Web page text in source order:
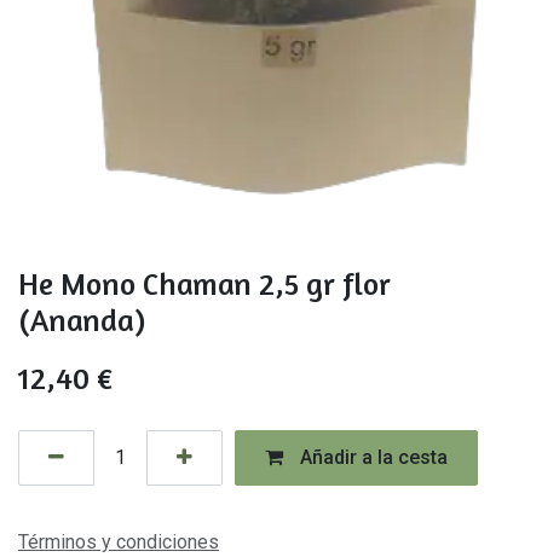
He Mono Chaman 2,5 gr flor
(Ananda)
12,40 €
Añadir a la cesta
Términos y condiciones